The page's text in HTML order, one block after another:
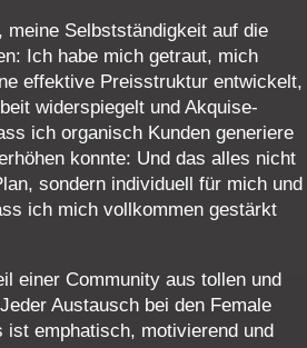
meine Selbstständigkeit auf die
Ich habe mich getraut, mich
effektive Preisstruktur entwickelt,
widerspiegelt und Akquise-
ich organisch Kunden generiere
konnte: Und das alles nicht
sondern individuell für mich und
ich mich vollkommen gestärkt
einer Community aus tollen und
Austausch bei den Female
ist emphatisch, motivierend und